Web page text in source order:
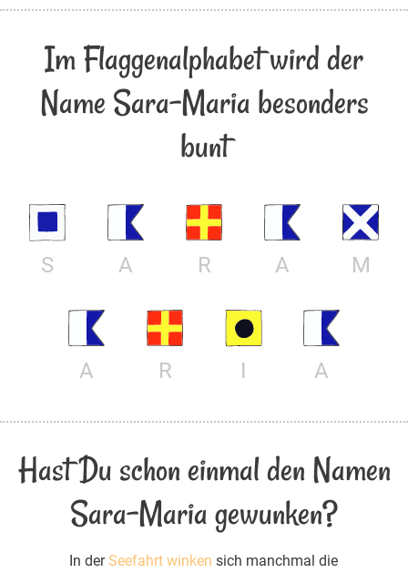
Im Flaggenalphabet wird der
Name Sara-Maria besonders
bunt
S A R A M
A R I A
Hast Du schon einmal den Namen
Sara-Maria gewunken?
In derSeefahrt winken sich manchmal die